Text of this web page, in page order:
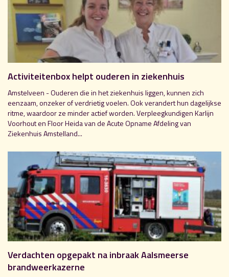
Activiteitenbox helpt ouderen in ziekenhuis
Amstelveen - Ouderen die in het ziekenhuis liggen, kunnen zich
eenzaam, onzeker of verdrietig voelen. Ook verandert hun dagelijkse
ritme, waardoor ze minder actief worden. Verpleegkundigen Karlijn
Voorhout en Floor Heida van de Acute Opname Afdeling van
Ziekenhuis Amstelland...
Verdachten opgepakt na inbraak Aalsmeerse
brandweerkazerne